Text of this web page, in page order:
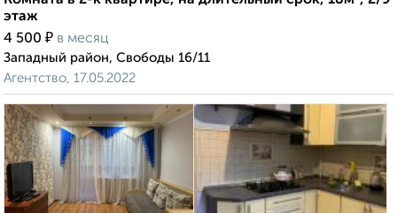
этаж
4 500 ₽ в месяц
Западный район, Свободы 16/11
Агентство, 17.05.2022